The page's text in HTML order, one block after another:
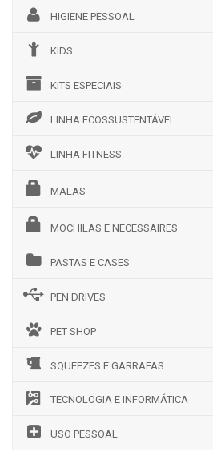
HIGIENE PESSOAL
KIDS
KITS ESPECIAIS
LINHA ECOSSUSTENTÁVEL
LINHA FITNESS
MALAS
MOCHILAS E NECESSAIRES
PASTAS E CASES
PEN DRIVES
PET SHOP
SQUEEZES E GARRAFAS
TECNOLOGIA E INFORMÁTICA
USO PESSOAL